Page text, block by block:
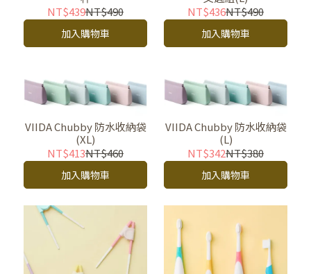
NT$439NT$490
加入購物車
NT$436NT$490
加入購物車
VIIDA Chubby 防水收納袋
(XL)
NT$413NT$460
加入購物車
VIIDA Chubby 防水收納袋
(L)
NT$342NT$380
加入購物車